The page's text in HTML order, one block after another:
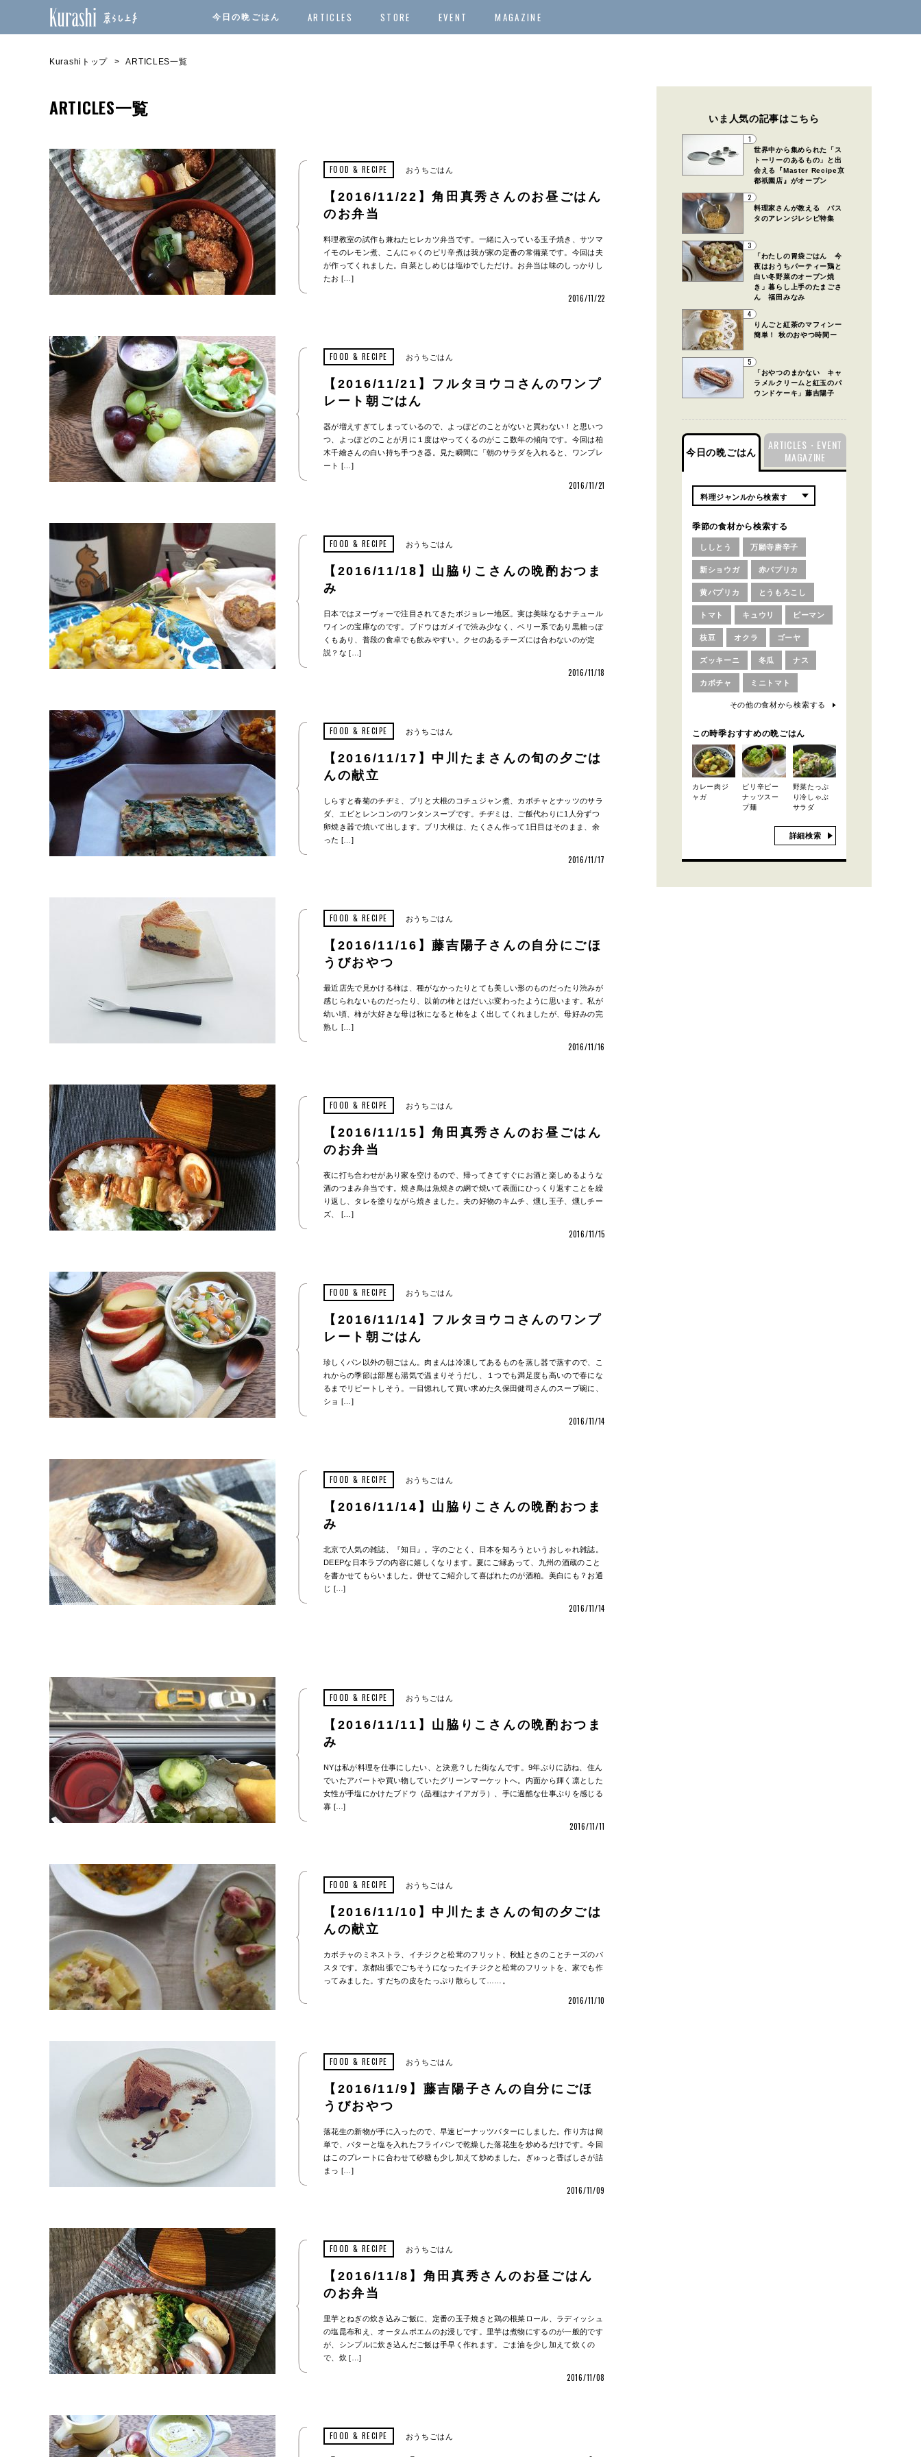
今日の晩ごはん ARTICLES STORE EVENT MAGAZINE
Kurashiトップ ARTICLES一覧
ARTICLES一覧
FOOD & RECIPE おうちごはん
【2016/11/22】角田真秀さんのお昼ごはん
のお弁当
料理教室の試作も兼ねたヒレカツ弁当です。一緒に入っている玉子焼き、サツマ
イモのレモン煮、こんにゃくのピリ辛煮は我が家の定番の常備菜です。今回は夫
が作ってくれました。白菜としめじは塩ゆでしただけ。お弁当は味のしっかりし
たお […]
2016/11/22
FOOD & RECIPE おうちごはん
【2016/11/21】フルタヨウコさんのワンプ
レート朝ごはん
器が増えすぎてしまっているので、よっぽどのことがないと買わない！と思いつ
つ、よっぽどのことが月に１度はやってくるのがここ数年の傾向です。今回は柏
木千繪さんの白い持ち手つき器。見た瞬間に「朝のサラダを入れると、ワンプレ
ート […]
2016/11/21
FOOD & RECIPE おうちごはん
【2016/11/18】山脇りこさんの晩酌おつま
み
日本ではヌーヴォーで注目されてきたボジョレー地区。実は美味なるナチュール
ワインの宝庫なのです。ブドウはガメイで渋み少なく、ベリー系であり黒糖っぽ
くもあり、普段の食卓でも飲みやすい。クセのあるチーズには合わないのが定
説？な […]
2016/11/18
FOOD & RECIPE おうちごはん
【2016/11/17】中川たまさんの旬の夕ごは
んの献立
しらすと春菊のチヂミ、ブリと大根のコチュジャン煮、カボチャとナッツのサラ
ダ、エビとレンコンのワンタンスープです。チヂミは、ご飯代わりに1人分ずつ
卵焼き器で焼いて出します。ブリ大根は、たくさん作って1日目はそのまま、余
った […]
2016/11/17
FOOD & RECIPE おうちごはん
【2016/11/16】藤吉陽子さんの自分にごほ
うびおやつ
最近店先で見かける柿は、種がなかったりとても美しい形のものだったり渋みが
感じられないものだったり、以前の柿とはだいぶ変わったように思います。私が
幼い頃、柿が大好きな母は秋になると柿をよく出してくれましたが、母好みの完
熟し […]
2016/11/16
FOOD & RECIPE おうちごはん
【2016/11/15】角田真秀さんのお昼ごはん
のお弁当
夜に打ち合わせがあり家を空けるので、帰ってきてすぐにお酒と楽しめるような
酒のつまみ弁当です。焼き鳥は魚焼きの網で焼いて表面にひっくり返すことを繰
り返し、タレを塗りながら焼きました。夫の好物のキムチ、燻し玉子、燻しチー
ズ、 […]
2016/11/15
FOOD & RECIPE おうちごはん
【2016/11/14】フルタヨウコさんのワンプ
レート朝ごはん
珍しくパン以外の朝ごはん。肉まんは冷凍してあるものを蒸し器で蒸すので、こ
れからの季節は部屋も湯気で温まりそうだし、１つでも満足度も高いので春にな
るまでリピートしそう。一目惚れして買い求めた久保田健司さんのスープ碗に、
ショ […]
2016/11/14
FOOD & RECIPE おうちごはん
【2016/11/14】山脇りこさんの晩酌おつま
み
北京で人気の雑誌、『知日』。字のごとく、日本を知ろうというおしゃれ雑誌。
DEEPな日本ラブの内容に嬉しくなります。夏にご縁あって、九州の酒蔵のこと
を書かせてもらいました。併せてご紹介して喜ばれたのが酒粕。美白にも？お通
じ […]
2016/11/14
FOOD & RECIPE おうちごはん
【2016/11/11】山脇りこさんの晩酌おつま
み
NYは私が料理を仕事にしたい、と決意？した街なんです。9年ぶりに訪ね、住ん
でいたアパートや買い物していたグリーンマーケットへ。内面から輝く凛とした
女性が手塩にかけたブドウ（品種はナイアガラ）、手に過酷な仕事ぶりを感じる
寡 […]
2016/11/11
FOOD & RECIPE おうちごはん
【2016/11/10】中川たまさんの旬の夕ごは
んの献立
カボチャのミネストラ、イチジクと松茸のフリット、秋鮭ときのことチーズのパ
スタです。京都出張でごちそうになったイチジクと松茸のフリットを、家でも作
ってみました。すだちの皮をたっぷり散らして……。
2016/11/10
FOOD & RECIPE おうちごはん
【2016/11/9】藤吉陽子さんの自分にごほ
うびおやつ
落花生の新物が手に入ったので、早速ピーナッツバターにしました。作り方は簡
単で、バターと塩を入れたフライパンで乾燥した落花生を炒めるだけです。今回
はこのプレートに合わせて砂糖も少し加えて炒めました。ぎゅっと香ばしさが詰
まっ […]
2016/11/09
FOOD & RECIPE おうちごはん
【2016/11/8】角田真秀さんのお昼ごはん
のお弁当
里芋とねぎの炊き込みご飯に、定番の玉子焼きと鶏の根菜ロール、ラディッシュ
の塩昆布和え、オータムポエムのお浸しです。里芋は煮物にするのが一般的です
が、シンプルに炊き込んだご飯は手早く作れます。ごま油を少し加えて炊くの
で、炊 […]
2016/11/08
FOOD & RECIPE おうちごはん
いま人気の記事はこちら
1
世界中から集められた「ス
トーリーのあるもの」と出
会える『Master Recipe京
都祇園店』がオープン
2
料理家さんが教える パス
タのアレンジレシピ特集
3
「わたしの胃袋ごはん 今
夜はおうちパーティー鶏と
白い冬野菜のオーブン焼
き」暮らし上手のたまごさ
ん 福田みなみ
4
りんごと紅茶のマフィンー
簡単！ 秋のおやつ時間ー
5
「おやつのまかない キャ
ラメルクリームと紅玉のパ
ウンドケーキ」藤吉陽子
今日の晩ごはん
ARTICLES・EVENT
MAGAZINE
季節の食材から検索する
ししとう 万願寺唐辛子
新ショウガ 赤パプリカ
黄パプリカ とうもろこし
トマト キュウリ ピーマン
枝豆 オクラ ゴーヤ
ズッキーニ 冬瓜 ナス
カボチャ ミニトマト
その他の食材から検索する
この時季おすすめの晩ごはん
カレー肉ジ
ャガ
ピリ辛ピー
ナッツスー
プ麺
野菜たっぷ
り冷しゃぶ
サラダ
詳細検索